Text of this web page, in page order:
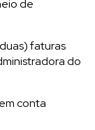
de
faturas
do
conta